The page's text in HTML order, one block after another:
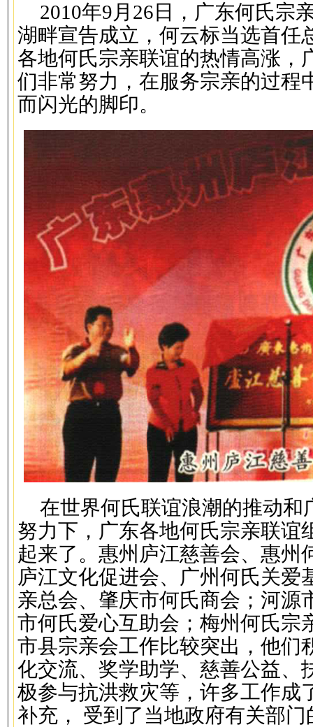
2010年9月26日，广东何氏宗
湖畔宣告成立，何云标当选首任
各地何氏宗亲联谊的热情高涨，
们非常努力，在服务宗亲的过程
而闪光的脚印。
在世界何氏联谊浪潮的推动和
努力下，广东各地何氏宗亲联谊
起来了。惠州庐江慈善会、惠州
庐江文化促进会、广州何氏关爱
亲总会、肇庆市何氏商会；河源
市何氏爱心互助会；梅州何氏宗
市县宗亲会工作比较突出，他们
化交流、奖学助学、慈善公益、
极参与抗洪救灾等，许多工作成
补充， 受到了当地政府有关部门